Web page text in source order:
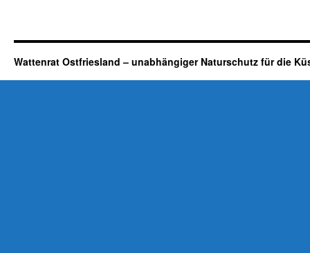
Wattenrat Ostfriesland – unabhängiger Naturschutz für die